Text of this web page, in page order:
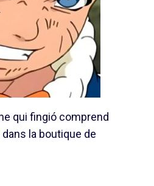
qui fingió comprend
la boutique de